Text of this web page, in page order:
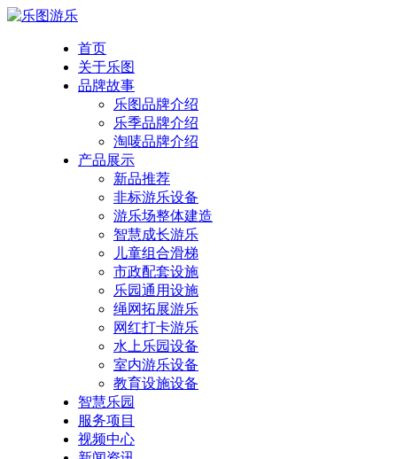
首页
关于乐图
品牌故事
乐图品牌介绍
乐季品牌介绍
淘唛品牌介绍
产品展示
新品推荐
非标游乐设备
游乐场整体建造
智慧成长游乐
儿童组合滑梯
市政配套设施
乐园通用设施
绳网拓展游乐
网红打卡游乐
水上乐园设备
室内游乐设备
教育设施设备
智慧乐园
服务项目
视频中心